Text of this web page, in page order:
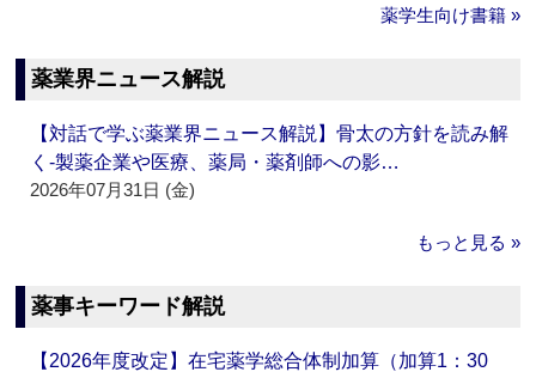
薬学生向け書籍 »
薬業界ニュース解説
【対話で学ぶ薬業界ニュース解説】骨太の方針を読み解
く‐製薬企業や医療、薬局・薬剤師への影…
2026年07月31日 (金)
もっと見る »
薬事キーワード解説
【2026年度改定】在宅薬学総合体制加算（加算1：30